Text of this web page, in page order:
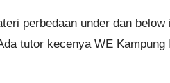
perbedaan under dan
tutor kecenya WE